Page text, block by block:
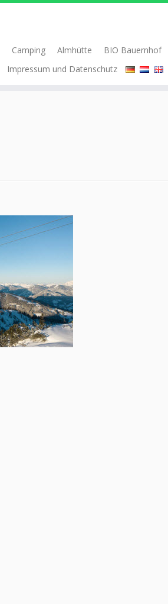
Camping Almhütte BIO Bauernhof
Impressum und Datenschutz